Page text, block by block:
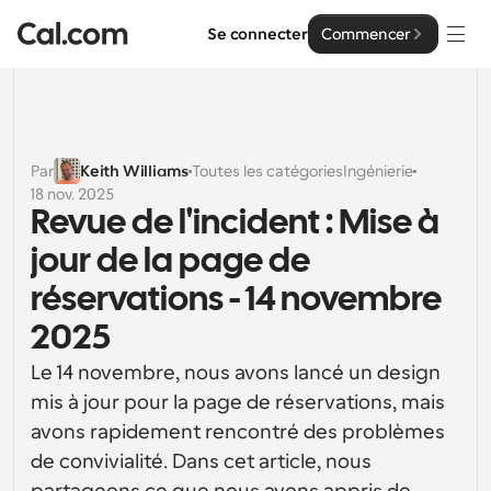
Se connecter Commencer
Solutions
Par taille d'équipe
Pour les particuliers
Planification personnelle simplifiée
Planification collaborative pour les groupes
Pour les organisations
Planification pour les grandes équipes, avec plus de
contrôle et de sécurité
Entreprise
Développeur
Documentation des développeurs
Documentation pour la plateforme Cal.com
Ressources
Police : Cal Sans UI et texte
Notre propre police de caractères variable pour la
Cal.ai
Tarification
Par Keith WilliamsToutes les catégoriesIngénierie
18 nov. 2025
Revue de l'incident : Mise à
jour de la page de
réservations - 14 novembre
2025
Le 14 novembre, nous avons lancé un design
mis à jour pour la page de réservations, mais
avons rapidement rencontré des problèmes
de convivialité. Dans cet article, nous